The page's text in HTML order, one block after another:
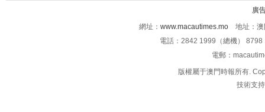
廣
網址： www.macautimes.mo 地址：澳
電話：2842 1999（總機）
電郵：
版權屬于澳門時報所有.
技術支